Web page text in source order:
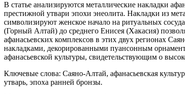
В статье анализируются металлические накладки
престижной утвари эпохи энеолита. Накладки из
символизируют женское начало на ритуальных
(Горный Алтай) до среднего Енисея (Хакасия)
афанасьевских комплексов в этих двух регионах
накладками, декорированными пуансонным
афанасьевской культуры, свидетельствующим о
Ключевые слова: Саяно-Алтай, афанасьевская
утварь, эпоха ранней бронзы.